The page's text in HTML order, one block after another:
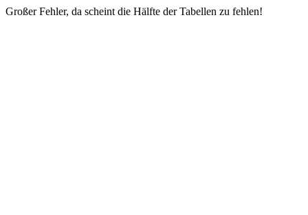
Großer Fehler, da scheint die Hälfte der Tabellen zu fehlen!